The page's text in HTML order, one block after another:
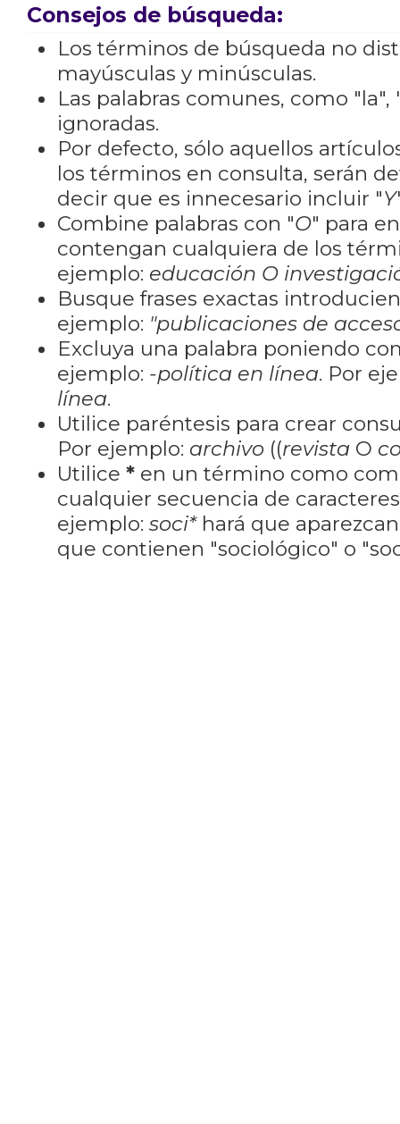
Consejos de búsqueda:
Los términos de búsqueda no
mayúsculas y minúsculas.
Las palabras comunes, como "la",
ignoradas.
Por defecto, sólo aquellos
los términos en consulta, serán
decir que es innecesario incluir "Y
Combine palabras con "O" para
contengan cualquiera de los
ejemplo: educación O
Busque frases exactas
ejemplo: "publicaciones de
Excluya una palabra poniendo
ejemplo: -política en línea. Por
línea.
Utilice paréntesis para crear
Por ejemplo: archivo ((revista O
Utilice *en un término como
cualquier secuencia de
ejemplo: soci*hará que
que contienen "sociológico" o